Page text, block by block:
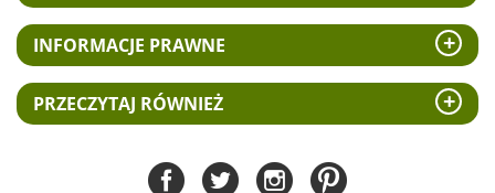
INFORMACJE PRAWNE
PRZECZYTAJ RÓWNIEŻ